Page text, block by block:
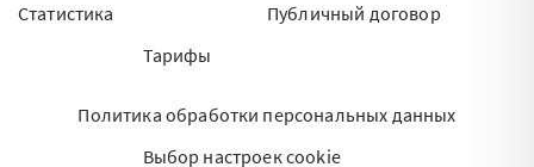
Статистика
Тарифы
Публичный договор
Политика обработки персональных данных
Выбор настроек cookie